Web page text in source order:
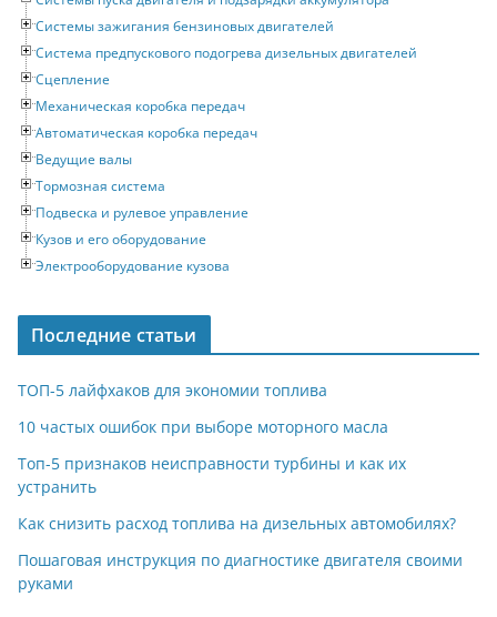
Системы зажигания бензиновых двигателей
Система предпускового подогрева дизельных двигателей
Сцепление
Механическая коробка передач
Автоматическая коробка передач
Ведущие валы
Тормозная система
Подвеска и рулевое управление
Кузов и его оборудование
Электрооборудование кузова
Последние статьи
ТОП-5 лайфхаков для экономии топлива
10 частых ошибок при выборе моторного масла
Топ-5 признаков неисправности турбины и как их
устранить
Как снизить расход топлива на дизельных автомобилях?
Пошаговая инструкция по диагностике двигателя своими
руками